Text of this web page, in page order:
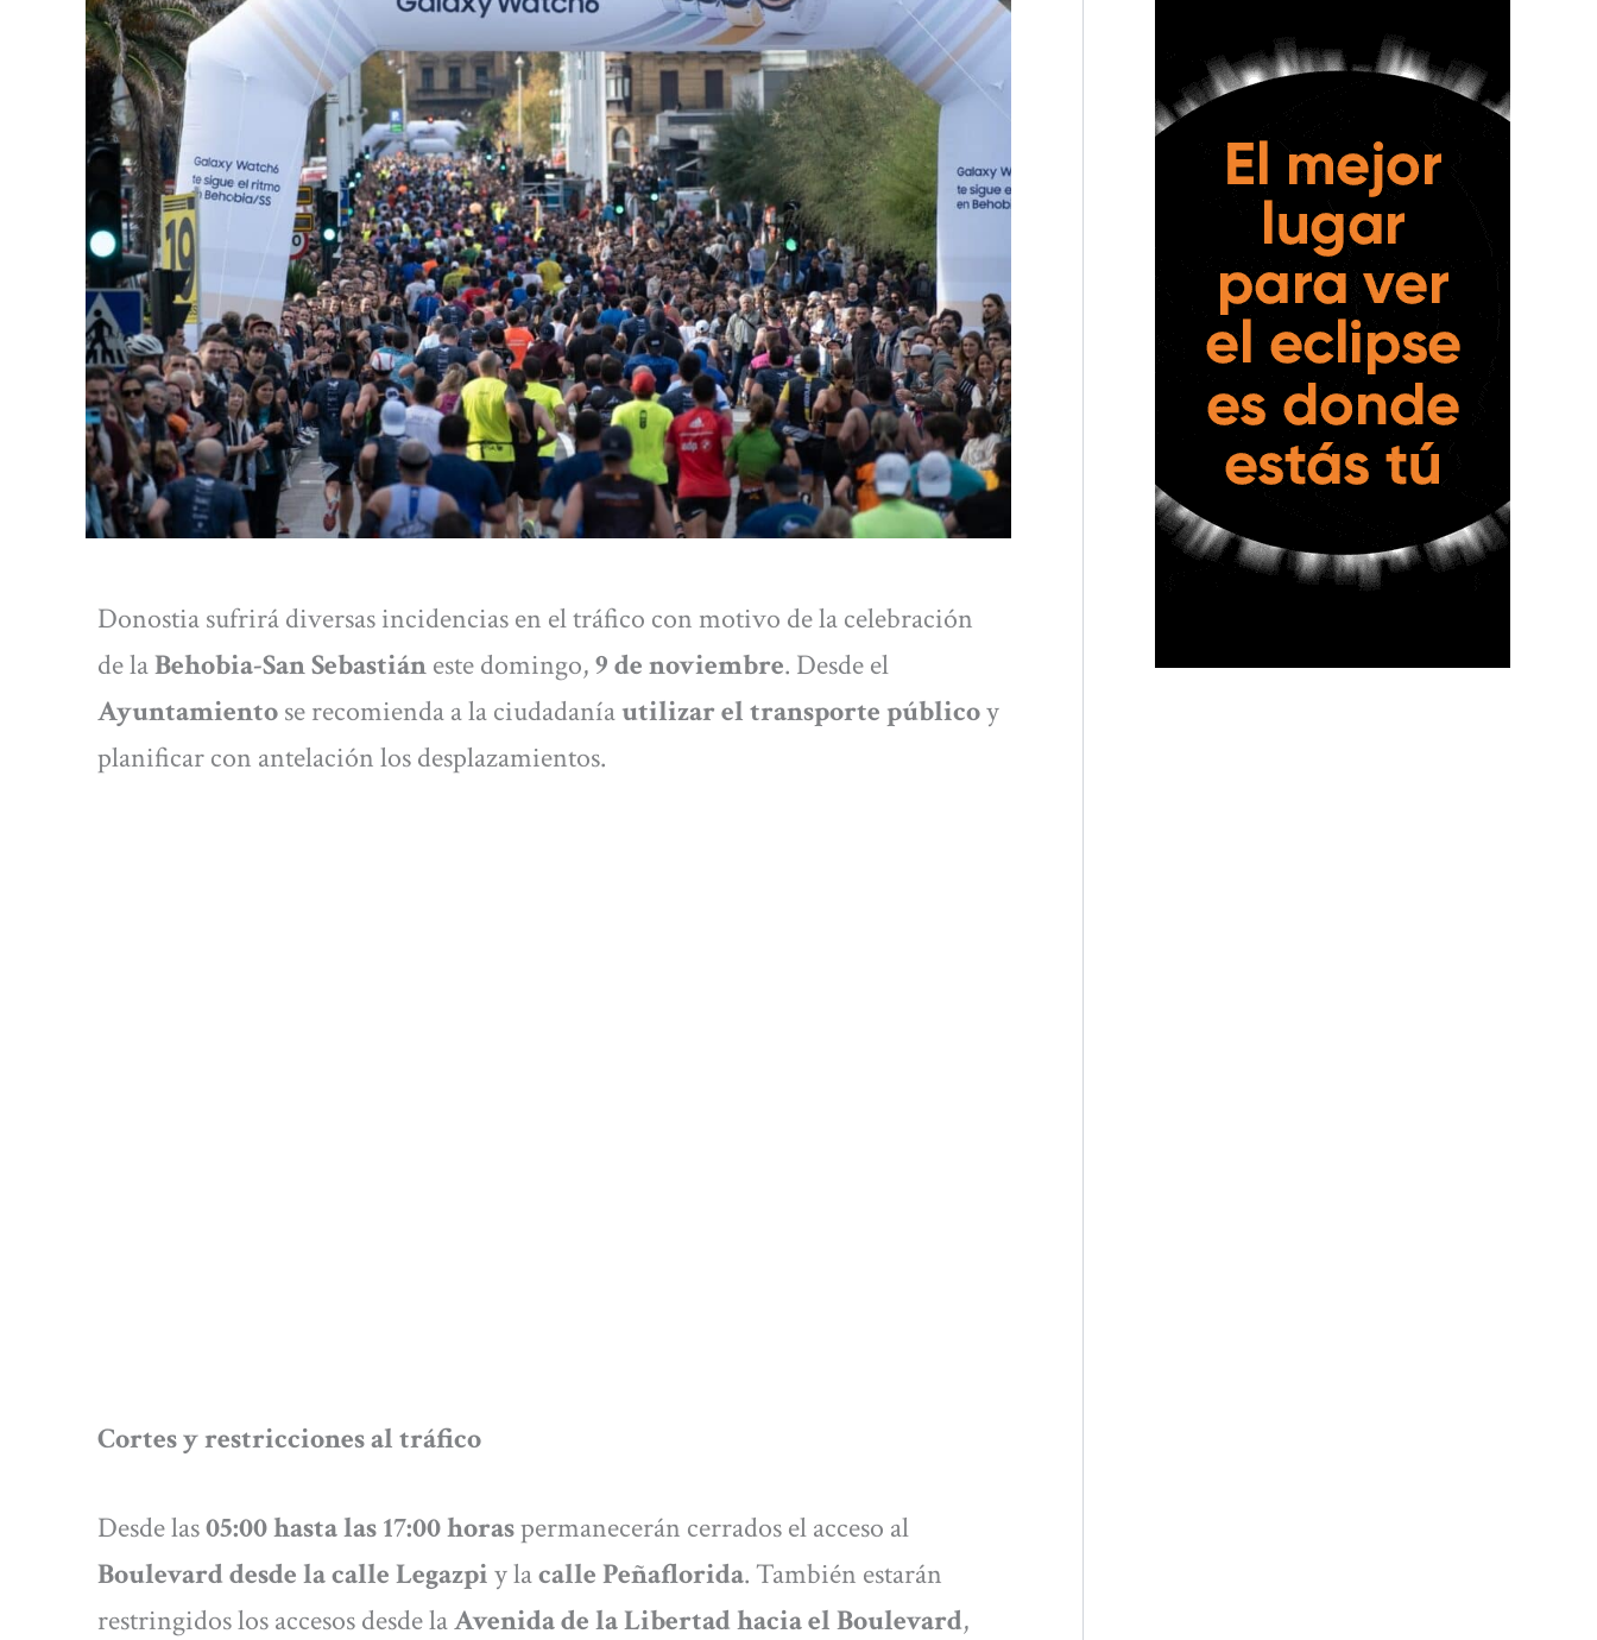
Donostia sufrirá diversas incidencias en el tráfico con motivo de la celebración
de laBehobia-San Sebastiáneste domingo,9 de noviembre. Desde el
Ayuntamientose recomienda a la ciudadaníautilizar el transporte públicoy
planificar con antelación los desplazamientos.
Cortes y restricciones al tráfico
Desde las05:00 hasta las 17:00 horaspermanecerán cerrados el acceso al
Boulevard desde la calle Legazpiy lacalle Peñaflorida. También estarán
restringidos los accesos desde laAvenida de la Libertad hacia el Boulevard,